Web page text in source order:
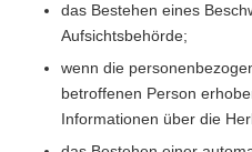
das Bestehen eines
Aufsichtsbehörde;
wenn die
betroffenen Person
Informationen über die